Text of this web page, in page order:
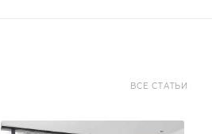
ВСЕ СТАТЬИ